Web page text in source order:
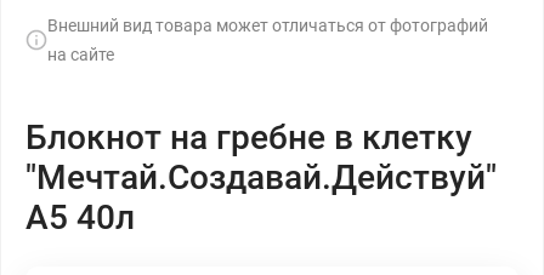
Внешний вид товара может отличаться от фотографий
на сайте
Блокнот на гребне в клетку
"Мечтай.Создавай.Действуй"
А5 40л